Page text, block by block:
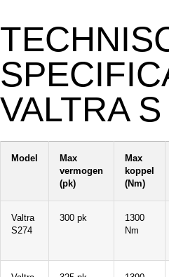
VALTRA
Model
Max
vermogen
(pk)
Max
koppel
(Nm)
Valtra
S274
300 pk
1300
Nm